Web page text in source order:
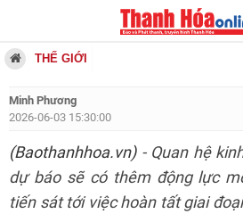
THẾ GIỚI
Minh Phương
2026-06-03 15:30:00
(Baothanhhoa.vn)- Quan hệ
dự báo sẽ có thêm động lực
tiến sát tới việc hoàn tất giai